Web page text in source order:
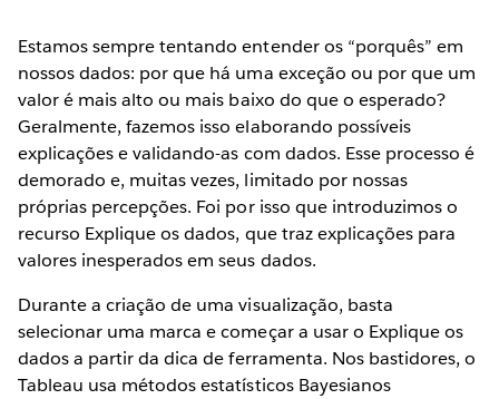
Estamos sempre tentando entender os “porquês” em
nossos dados: por que há uma exceção ou por que um
valor é mais alto ou mais baixo do que o esperado?
Geralmente, fazemos isso elaborando possíveis
explicações e validando-as com dados. Esse processo é
demorado e, muitas vezes, limitado por nossas
próprias percepções. Foi por isso que introduzimos o
recurso Explique os dados, que traz explicações para
valores inesperados em seus dados.
Durante a criação de uma visualização, basta
selecionar uma marca e começar a usar o Explique os
dados a partir da dica de ferramenta. Nos bastidores, o
Tableau usa métodos estatísticos Bayesianos